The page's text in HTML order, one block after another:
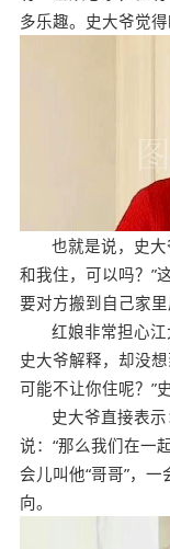
多乐趣。史大爷觉得
也就是说，史
和我住，可以吗？”
要对方搬到自己家
红娘非常担心
史大爷解释，却没
可能不让你住呢？”
史大爷直接表
说：“那么我们在一
会儿叫他“哥哥”，
向。